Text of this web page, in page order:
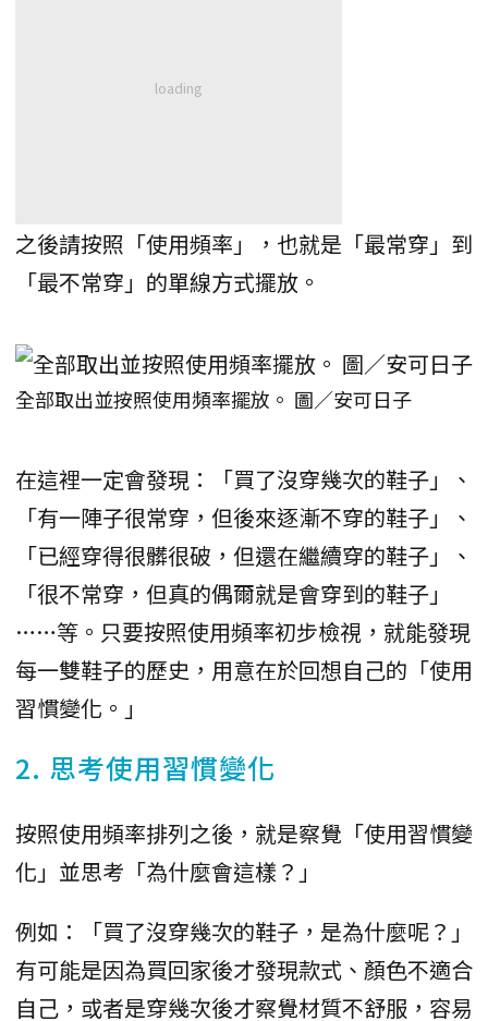
之後請按照「使用頻率」，也就是「最常穿」到
「最不常穿」的單線方式擺放。
全部取出並按照使用頻率擺放。 圖／安可日子
在這裡一定會發現：「買了沒穿幾次的鞋子」、
「有一陣子很常穿，但後來逐漸不穿的鞋子」、
「已經穿得很髒很破，但還在繼續穿的鞋子」、
「很不常穿，但真的偶爾就是會穿到的鞋子」
……等。只要按照使用頻率初步檢視，就能發現
每一雙鞋子的歷史，用意在於回想自己的「使用
習慣變化。」
2. 思考使用習慣變化
按照使用頻率排列之後，就是察覺「使用習慣變
化」並思考「為什麼會這樣？」
例如：「買了沒穿幾次的鞋子，是為什麼呢？」
有可能是因為買回家後才發現款式、顏色不適合
自己，或者是穿幾次後才察覺材質不舒服，容易